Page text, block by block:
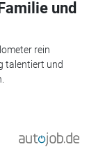
und
rein
talentiert und